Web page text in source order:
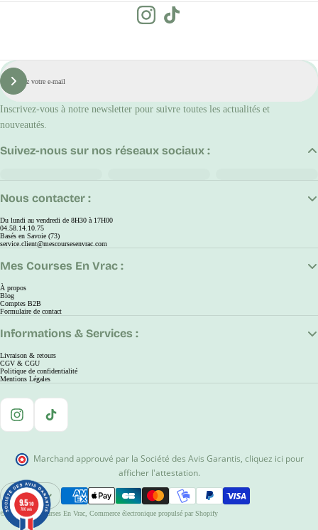
E-
mail
S'inscrire
Inscrivez-vous à notre newsletter pour suivre toutes les actualités et
nouveautés.
Nous contacter :
Du lundi au vendredi de 8H30 à 17H00
04.58.14.10.75
Basés en Savoie (73)
service.client@mescoursesenvrac.com
Mes Courses En Vrac :
À propos
Blog
Comptes B2B
Formulaire de contact
Informations & Services :
Livraison & retours
CGV & CGU
Politique de confidentialité
Mentions Légales
Suivez-nous sur nos réseaux sociaux :
Instagram
TikTok
Marchand approuvé par la Société des Avis Garantis, cliquez ici pour
afficher l'attestation.
Ouvrir Le Sélecteur De Région Et De Langue
EUR
© 2026Mes Courses En Vrac Commerce électronique propulsé par Shopify
9.5/10
780 avis
9.5/10
780 avis